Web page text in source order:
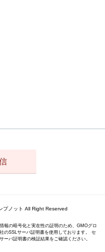
ノット All Right Reserved
報の暗号化と実在性の証明のため、GMOグロ
のSSLサーバ証明書を使用しております。 セ
ーバ証明書の検証結果をご確認ください。